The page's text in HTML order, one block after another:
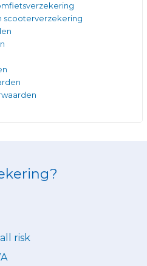
scooterverzekering
risk